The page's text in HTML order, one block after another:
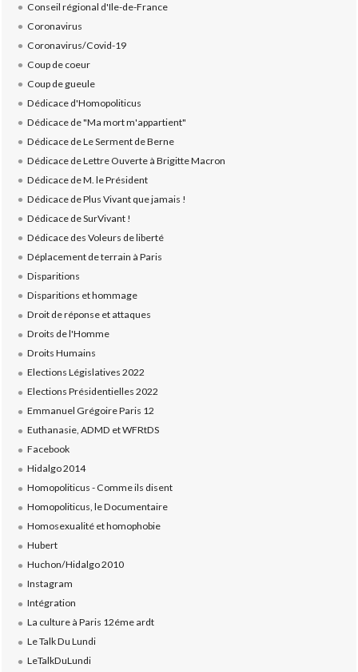
Conseil régional d'Ile-de-France
Coronavirus
Coronavirus/Covid-19
Coup de coeur
Coup de gueule
Dédicace d'Homopoliticus
Dédicace de "Ma mort m'appartient"
Dédicace de Le Serment de Berne
Dédicace de Lettre Ouverte à Brigitte Macron
Dédicace de M. le Président
Dédicace de Plus Vivant que jamais !
Dédicace de SurVivant !
Dédicace des Voleurs de liberté
Déplacement de terrain à Paris
Disparitions
Disparitions et hommage
Droit de réponse et attaques
Droits de l'Homme
Droits Humains
Elections Législatives 2022
Elections Présidentielles 2022
Emmanuel Grégoire Paris 12
Euthanasie, ADMD et WFRtDS
Facebook
Hidalgo 2014
Homopoliticus - Comme ils disent
Homopoliticus, le Documentaire
Homosexualité et homophobie
Hubert
Huchon/Hidalgo 2010
Instagram
Intégration
La culture à Paris 12éme ardt
Le Talk Du Lundi
LeTalkDuLundi